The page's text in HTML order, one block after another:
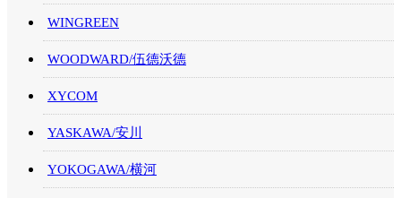
WINGREEN
WOODWARD/伍德沃德
XYCOM
YASKAWA/安川
YOKOGAWA/横河